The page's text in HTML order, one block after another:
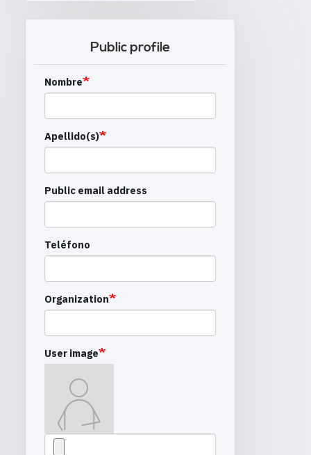
Public profile
Nombre
Apellido(s)
Public email address
Teléfono
Organization
User image